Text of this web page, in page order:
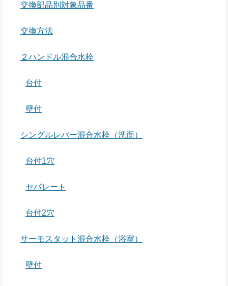
交換部品別対象品番
交換方法
２ハンドル混合水栓
台付
壁付
シングルレバー混合水栓（洗面）
台付1穴
セパレート
台付2穴
サーモスタット混合水栓（浴室）
壁付